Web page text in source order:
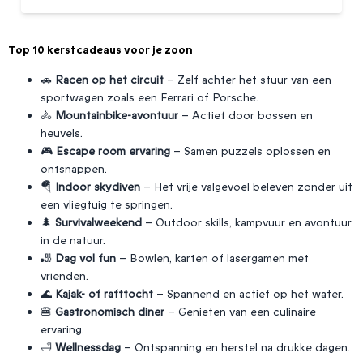
Top 10 kerstcadeaus voor je zoon
🚗 Racen op het circuit – Zelf achter het stuur van een
sportwagen zoals een Ferrari of Porsche.
🚴 Mountainbike-avontuur – Actief door bossen en
heuvels.
🎮 Escape room ervaring – Samen puzzels oplossen en
ontsnappen.
🪂 Indoor skydiven – Het vrije valgevoel beleven zonder uit
een vliegtuig te springen.
🌲 Survivalweekend – Outdoor skills, kampvuur en avontuur
in de natuur.
🎳 Dag vol fun – Bowlen, karten of lasergamen met
vrienden.
🌊 Kajak- of rafttocht – Spannend en actief op het water.
🍔 Gastronomisch diner – Genieten van een culinaire
ervaring.
🛁 Wellnessdag – Ontspanning en herstel na drukke dagen.